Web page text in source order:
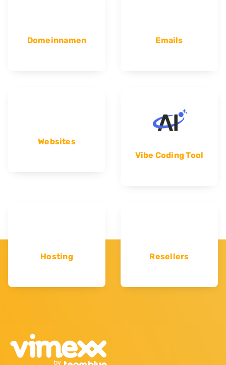
Domeinnamen Emails
Websites
Vibe Coding Tool
Hosting Resellers